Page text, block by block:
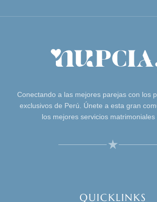
Conectando a las mejores parejas con los
exclusivos de Perú. Únete a esta gran
los mejores servicios matrimoniales
QUICKLINKS